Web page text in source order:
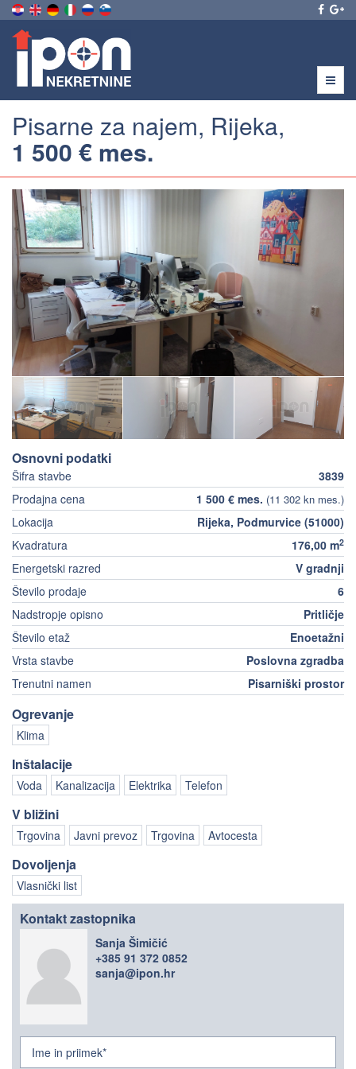
Menu
Pisarne za najem, Rijeka,
1 500 € mes.
Osnovni podatki
Šifra stavbe
3839
Prodajna cena
1 500 € mes. (11 302 kn mes.)
Lokacija
Rijeka, Podmurvice (51000)
Kvadratura
176,00 m2
Energetski razred
V gradnji
Število prodaje
6
Nadstropje opisno
Pritličje
Število etaž
Enoetažni
Vrsta stavbe
Poslovna zgradba
Trenutni namen
Pisarniški prostor
Ogrevanje
Klima
Inštalacije
Voda Kanalizacija Elektrika Telefon
V bližini
Trgovina Javni prevoz Trgovina Avtocesta
Dovoljenja
Vlasnički list
Kontakt zastopnika
Sanja Šimičić
+385 91 372 0852
sanja@ipon.hr